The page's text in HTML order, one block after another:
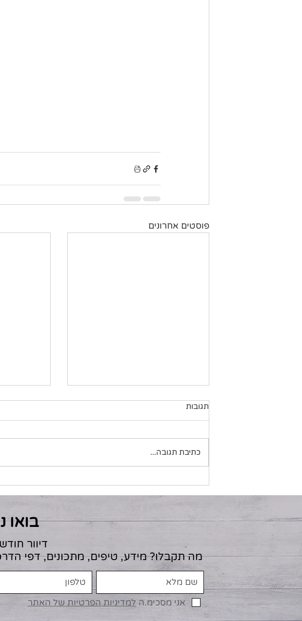
פוסטים אחרונים
תגובות
כתיבת תגובה...
בואו
דיוור
מה תקבלו? מידע, טיפים, מתכונים, דפי
אני מסכימ.ה למדיניות הפרטיות של האתר